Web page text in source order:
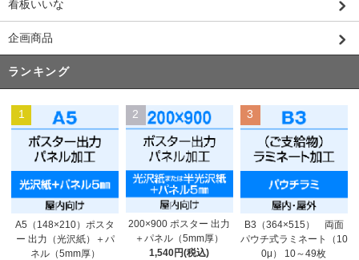
看板いいな
企画商品
ランキング
1
A5（148×210）ポスタ
ー 出力（光沢紙）＋パ
ネル（5mm厚）
2
200×900 ポスター 出力
＋パネル（5mm厚）
1,540円(税込)
3
B3（364×515） 両面
パウチ式ラミネート（10
0μ） 10～49枚